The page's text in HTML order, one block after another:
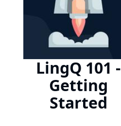
LingQ 101 -
Getting
Started